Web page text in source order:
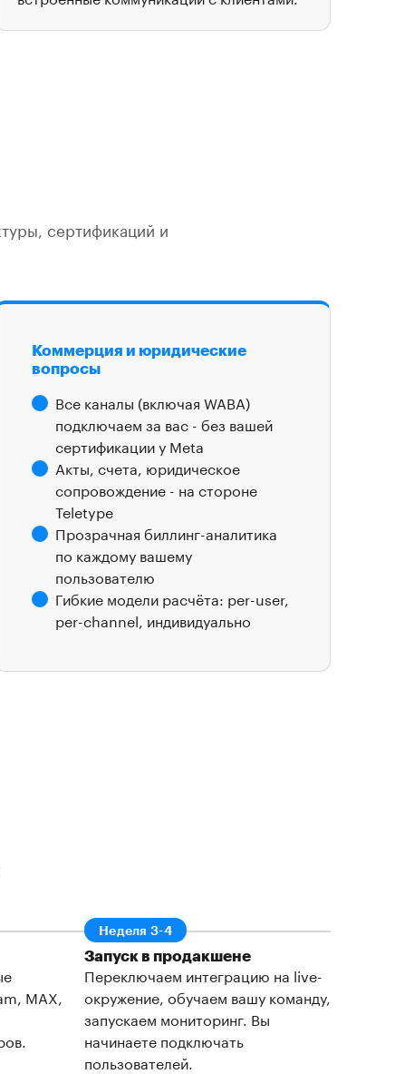
сертификаций и
Коммерция и юридические
вопросы
Все каналы (включая WABA)
подключаем за вас - без вашей
сертификации у Meta
Акты, счета, юридическое
сопровождение - на стороне
Teletype
Прозрачная биллинг-аналитика
по каждому вашему
пользователю
Гибкие модели расчёта: per-user,
per-channel, индивидуально
MAX,
Неделя 3-4
Запуск в продакшене
Переключаем интеграцию на live-
окружение, обучаем вашу команду,
запускаем мониторинг. Вы
начинаете подключать
пользователей.